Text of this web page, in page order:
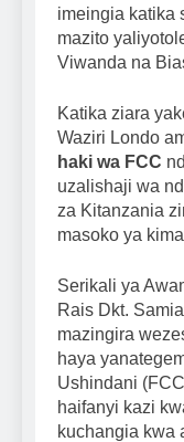
imeingia katika
mazito
Viwanda na
Katika ziara
Waziri Londo
haki wa FCC
uzalishaji wa
za Kitanzania
masoko ya
Serikali ya
Rais Dkt.
mazingira
haya
Ushindani
haifanyi kazi
kuchangia kwa